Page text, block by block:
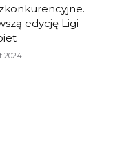
edycję Ligi
2024